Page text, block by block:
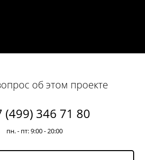
об этом проекте
(499) 346 71 80
пн. - пт: 9:00 - 20:00